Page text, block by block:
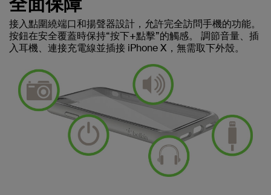
接入點圍繞端口和揚聲器設計，允許完全訪問手機的功能。
按鈕在安全覆蓋時保持“按下+點擊”的觸感。 調節音量、插
入耳機、連接充電線並插接 iPhone X，無需取下外殼。